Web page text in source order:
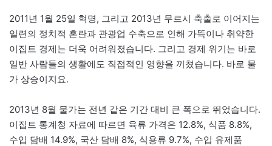
2011년 1월 25일 혁명, 그리고 2013년 무르시 축출로 이어지는
일련의 정치적 혼란과 관광업 수축으로 인해 가뜩이나 취약한
이집트 경제는 더욱 어려워졌습니다. 그리고 경제 위기는 바로
일반 사람들의 생활에도 직접적인 영향을 끼쳤습니다. 바로 물
가 상승이지요.
2013년 8월 물가는 전년 같은 기간 대비 큰 폭으로 뛰었습니다.
이집트 통계청 자료에 따르면 육류 가격은 12.8%, 식품 8.8%,
수입 담배 14.9%, 국산 담배 8%, 식용류 9.7%, 수입 유제품